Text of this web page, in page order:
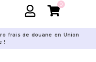
0
frais de douane en Union
!